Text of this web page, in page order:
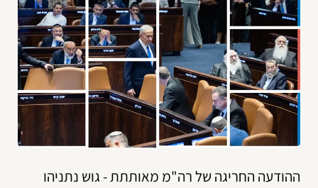
ההודעה החריגה של רה"מ מאותתת - גוש נתניהו